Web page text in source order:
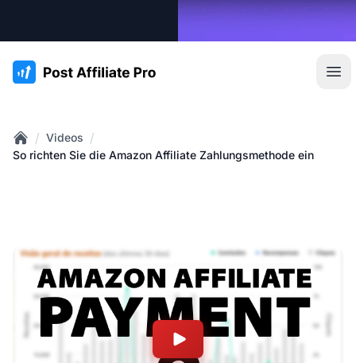
:site.title
Home
/ Videos /
So richten Sie die Amazon Affiliate Zahlungsmethode ein